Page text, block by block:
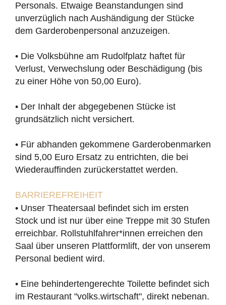
Personals. Etwaige Beanstandungen sind
unverzüglich nach Aushändigung der Stücke
dem Garderobenpersonal anzuzeigen.
• Die Volksbühne am Rudolfplatz haftet für
Verlust, Verwechslung oder Beschädigung (bis
zu einer Höhe von 50,00 Euro).
• Der Inhalt der abgegebenen Stücke ist
grundsätzlich nicht versichert.
• Für abhanden gekommene Garderobenmarken
sind 5,00 Euro Ersatz zu entrichten, die bei
Wiederauffinden zurückerstattet werden.
BARRIEREFREIHEIT
• Unser Theatersaal befindet sich im ersten
Stock und ist nur über eine Treppe mit 30 Stufen
erreichbar. Rollstuhlfahrer*innen erreichen den
Saal über unseren Plattformlift, der von unserem
Personal bedient wird.
• Eine behindertengerechte Toilette befindet sich
im Restaurant "volks.wirtschaft", direkt nebenan.